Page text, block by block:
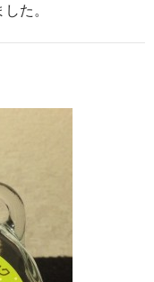
た。